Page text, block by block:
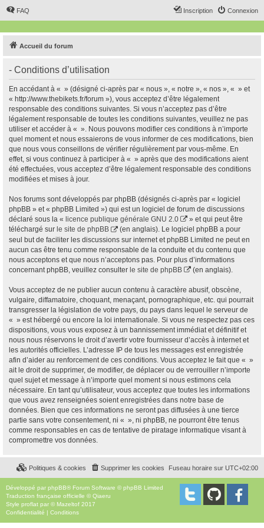
FAQ Connexion
Inscription
Accueil du forum
- Conditions d’utilisation
En accédant à « » (désigné ci-après par « nous », « notre », « nos », « » et
« http://www.thebikets.fr/forum »), vous acceptez d’être légalement
responsable des conditions suivantes. Si vous n’acceptez pas d’être
légalement responsable de toutes les conditions suivantes, veuillez ne pas
utiliser et accéder à « ». Nous pouvons modifier ces conditions à n’importe
quel moment et nous essaierons de vous informer de ces modifications, bien
que nous vous conseillons de vérifier régulièrement par vous-même. En
effet, si vous continuez à participer à « » après que des modifications aient
été effectuées, vous acceptez d’être légalement responsable des conditions
modifiées et mises à jour.
Nos forums sont développés par phpBB (désignés ci-après par « logiciel
phpBB » et « phpBB Limited ») qui est un logiciel de forum de discussions
déclaré sous la « licence publique générale GNU 2.0
» et qui peut être
téléchargé sur le site de phpBB
(en anglais). Le logiciel phpBB a pour
seul but de faciliter les discussions sur internet et phpBB Limited ne peut en
aucun cas être tenu comme responsable de la conduite et du contenu que
nous acceptons et que nous n’acceptons pas. Pour plus d’informations
concernant phpBB, veuillez consulter le site de phpBB (en anglais).
Vous acceptez de ne publier aucun contenu à caractère abusif, obscène,
vulgaire, diffamatoire, choquant, menaçant, pornographique, etc. qui pourrait
transgresser la législation de votre pays, du pays dans lequel le serveur de
« » est hébergé ou encore la loi internationale. Si vous ne respectez pas ces
dispositions, vous vous exposez à un bannissement immédiat et définitif et
nous nous réservons le droit d’avertir votre fournisseur d’accès à internet et
les autorités officielles. L’adresse IP de tous les messages est enregistrée
afin d’aider au renforcement de ces conditions. Vous acceptez le fait que « »
ait le droit de supprimer, de modifier, de déplacer ou de verrouiller n’importe
quel sujet et message à n’importe quel moment si nous estimons cela
nécessaire. En tant qu’utilisateur, vous acceptez que toutes les informations
que vous avez renseignées soient enregistrées dans notre base de
données. Bien que ces informations ne seront pas diffusées à une tierce
partie sans votre consentement, ni « », ni phpBB, ne pourront être tenus
comme responsables en cas de tentative de piratage informatique visant à
compromettre vos données.
Fuseau horaire sur UTC+02:00
Supprimer les cookies
Politiques & cookies
Développé par phpBB® Forum Software © phpBB Limited
Traduction française officielle ©Qiaeru
Style proflat par © Mazeltof 2017
Confidentialité | Conditions